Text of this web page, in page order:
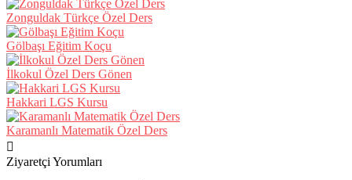
Zonguldak Türkçe Özel Ders
Gölbaşı Eğitim Koçu
İlkokul Özel Ders Gönen
Hakkari LGS Kursu
Karamanlı Matematik Özel Ders
Ziyaretçi Yorumları